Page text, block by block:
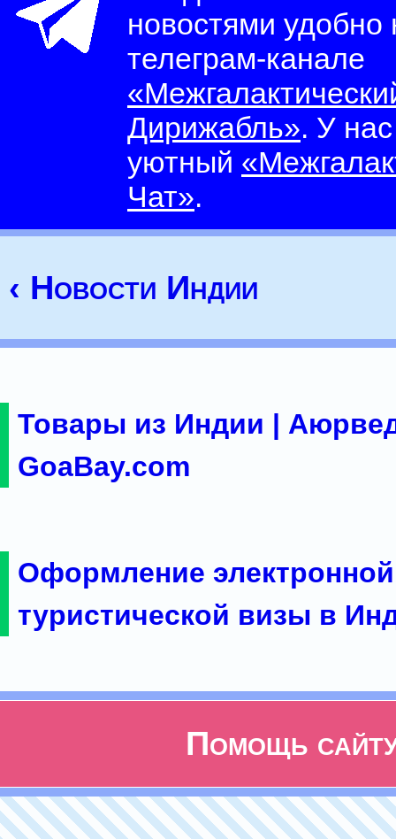
новостями
телеграм-канале
Дирижабль». У
уютный
Чат».
‹ Новости Индии
Товары из Индии |
GoaBay.com
Оформление электронной
туристической визы в
Помощь